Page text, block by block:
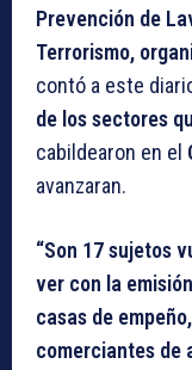
Prevención de
Terrorismo,
contó a este
de los sectores
cabildearon en el
avanzaran.
“Son 17 sujetos
ver con la
casas de
comerciantes de